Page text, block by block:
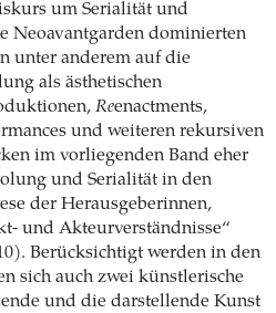
um Serialität und
Neoavantgarden dominierten
unter anderem auf die
als ästhetischen
Reenactments,
und weiteren rekursiven
im vorliegenden Band eher
und Serialität in den
der Herausgeberinnen,
und Akteurverständnisse“
Berücksichtigt werden in den
sich auch zwei künstlerische
und die darstellende Kunst